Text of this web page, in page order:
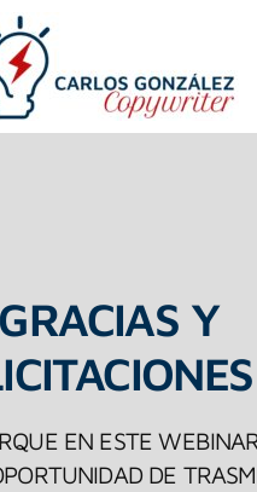
Y
EN ESTE
DE